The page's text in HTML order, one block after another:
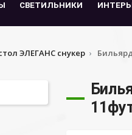
СВЕТИЛЬНИКИ
ЭЛЕГАНС снукер